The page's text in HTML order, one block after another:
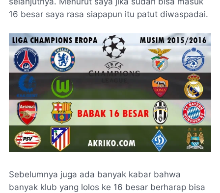
16 besar saya rasa siapapun itu patut diwaspadai.
Sebelumnya juga ada banyak kabar bahwa
banyak klub yang lolos ke 16 besar berharap bisa